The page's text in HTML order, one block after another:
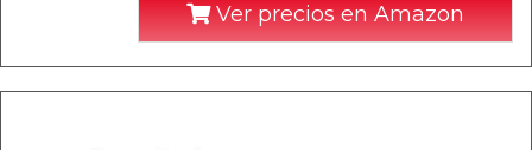
Ver precios en Amazon